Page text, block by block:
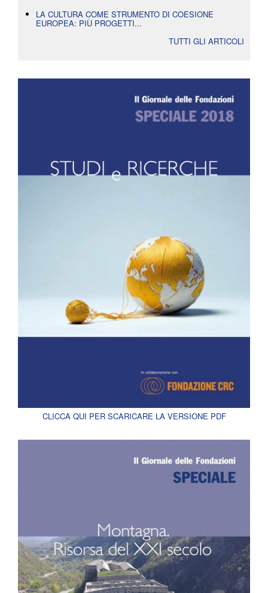
LA CULTURA COME STRUMENTO DI COESIONE
EUROPEA: PIÙ PROGETTI...
TUTTI GLI ARTICOLI
CLICCA QUI PER SCARICARE LA VERSIONE PDF